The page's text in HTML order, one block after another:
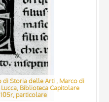
di Storia delle Arti , Marco di
Biblioteca Capitolare
105r, particolare